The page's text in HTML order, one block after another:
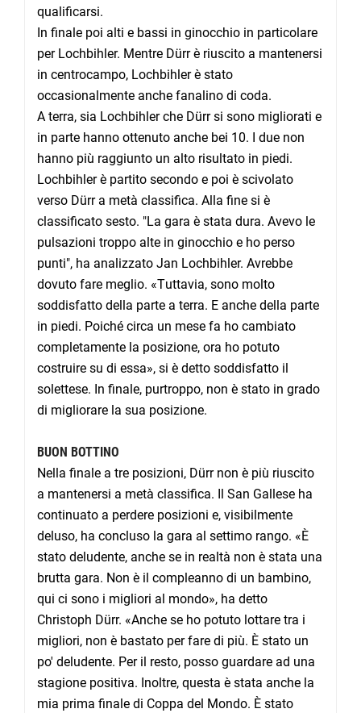
qualificarsi.
In finale poi alti e bassi in ginocchio in particolare
per Lochbihler. Mentre Dürr è riuscito a mantenersi
in centrocampo, Lochbihler è stato
occasionalmente anche fanalino di coda.
A terra, sia Lochbihler che Dürr si sono migliorati e
in parte hanno ottenuto anche bei 10. I due non
hanno più raggiunto un alto risultato in piedi.
Lochbihler è partito secondo e poi è scivolato
verso Dürr a metà classifica. Alla fine si è
classificato sesto. "La gara è stata dura. Avevo le
pulsazioni troppo alte in ginocchio e ho perso
punti", ha analizzato Jan Lochbihler. Avrebbe
dovuto fare meglio. «Tuttavia, sono molto
soddisfatto della parte a terra. E anche della parte
in piedi. Poiché circa un mese fa ho cambiato
completamente la posizione, ora ho potuto
costruire su di essa», si è detto soddisfatto il
solettese. In finale, purtroppo, non è stato in grado
di migliorare la sua posizione.
BUON BOTTINO
Nella finale a tre posizioni, Dürr non è più riuscito
a mantenersi a metà classifica. Il San Gallese ha
continuato a perdere posizioni e, visibilmente
deluso, ha concluso la gara al settimo rango. «È
stato deludente, anche se in realtà non è stata una
brutta gara. Non è il compleanno di un bambino,
qui ci sono i migliori al mondo», ha detto
Christoph Dürr. «Anche se ho potuto lottare tra i
migliori, non è bastato per fare di più. È stato un
po' deludente. Per il resto, posso guardare ad una
stagione positiva. Inoltre, questa è stata anche la
mia prima finale di Coppa del Mondo. È stato